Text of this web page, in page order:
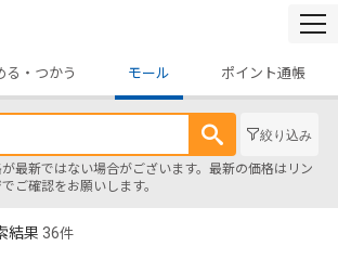
る・つかう モール ポイント通帳
絞り込み
最新ではない場合がございます。最新の価格はリン
ご確認をお願いします。
結果 36件